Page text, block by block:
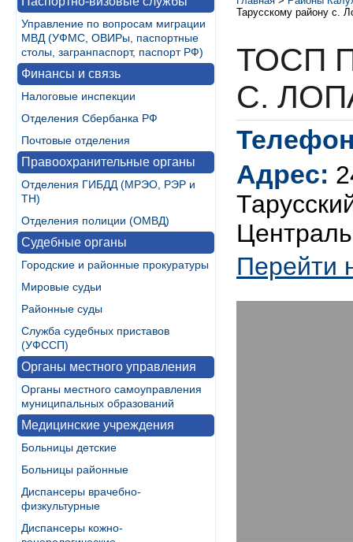
Управление по вопросам миграции
МВД (УФМС, ОВИРы, паспортные
столы, загранпаспорт, паспорт РФ)
Финансы и связь
Налоговые инспекции
Отделения Сбербанка РФ
Почтовые отделения
Правоохранительные органы
Отделения ГИБДД (МРЭО, РЭР и
ТН)
Отделения полиции (ОМВД)
Судебные органы
Городские и районные прокуратуры
Мировые судьи
Районные суды
Служба судебных приставов
(УФССП)
Органы местного управления
Органы местного самоуправления
муниципальных образований
Медицинские учреждения
Больницы детские
Больницы районные
Диспансеры врачебно-
физкультурные
Диспансеры кожно-
Тарусскому району с.
ТОСП
С.
Адрес:
Перейти